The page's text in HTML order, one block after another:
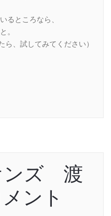
るところなら、
。
、試してみてください）
ンズ 渡
ント